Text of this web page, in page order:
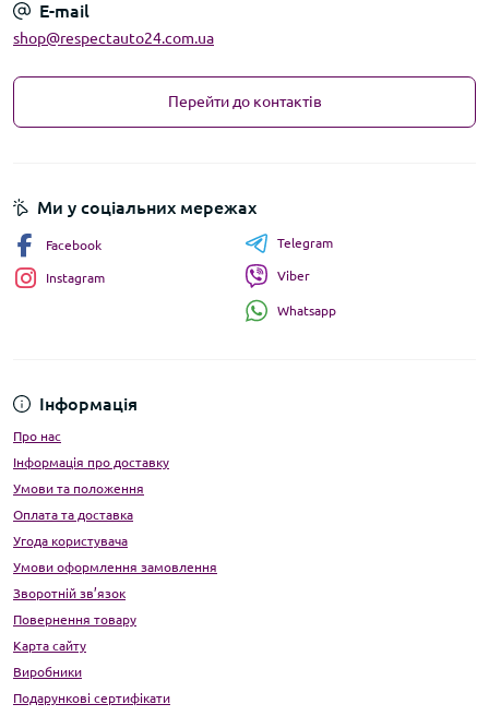
E-mail
shop@respectauto24.com.ua
Перейти до контактів
Інформація
Про нас
Інформація про доставку
Умови та положення
Оплата та доставка
Угода користувача
Умови оформлення замовлення
Зворотній зв’язок
Повернення товару
Карта сайту
Виробники
Подарункові сертифікати
Ми у соціальних мережах
Facebook
Instagram
Telegram
Viber
Whatsapp